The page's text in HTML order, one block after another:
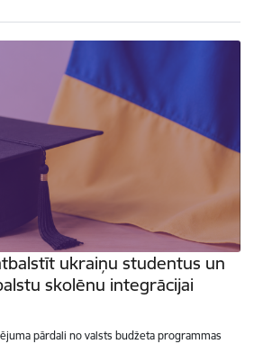
ukraiņu studentus un
skolēnu integrācijai
pārdali no valsts budžeta programmas